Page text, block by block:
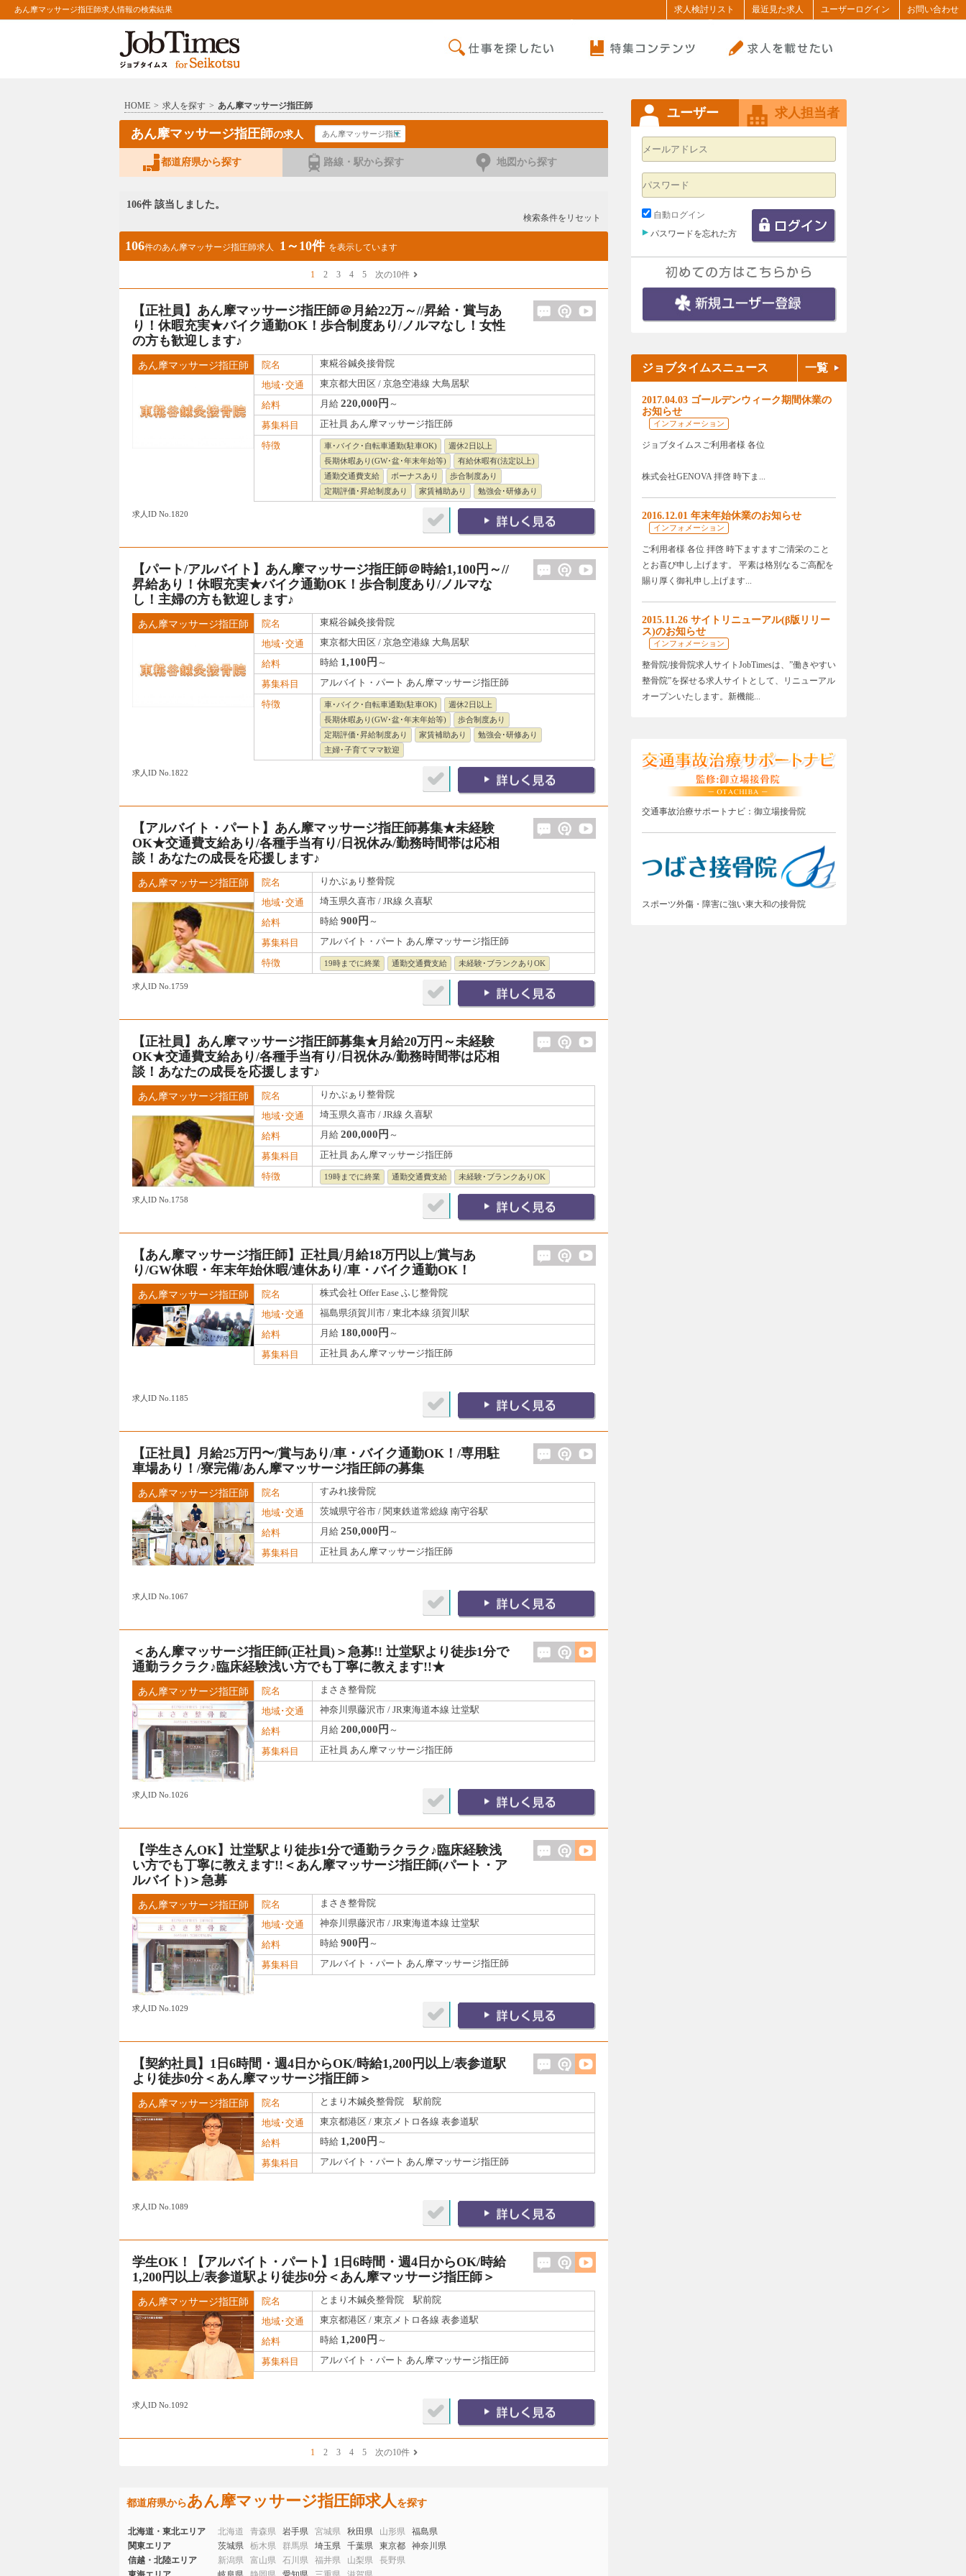
あん摩マッサージ指圧師求人情報の検索結果 求人検討リスト 最近見た求人 ユーザーログイン お問い合わせ
HOME > 求人を探す > あん摩マッサージ指圧師
あん摩マッサージ指圧師の求人
あん摩マッサージ指圧
師
都道府県から探す 路線・駅から探す 地図から探す
106件 該当しました。
検索条件をリセット
106件のあん摩マッサージ指圧師求人 1～10件 を表示しています
1 2 3 4 5 次の10件
【正社員】あん摩マッサージ指圧師＠月給22万～//昇給・賞与あ
り！休暇充実★バイク通勤OK！歩合制度あり/ノルマなし！女性
の方も歓迎します♪
あん摩マッサージ指圧師 院名
東糀谷鍼灸接骨院
地域･交通
東京都大田区 / 京急空港線 大鳥居駅
給料
月給 220,000円 ～
募集科目
正社員 あん摩マッサージ指圧師
特徴
車･バイク･自転車通勤(駐車OK)
週休2日以上
長期休暇あり(GW･盆･年末年始等)
有給休暇有(法定以上)
通勤交通費支給
ボーナスあり
歩合制度あり
定期評価･昇給制度あり
家賃補助あり 勉強会･研修あり
求人ID No.1820
【パート/アルバイト】あん摩マッサージ指圧師＠時給1,100円～//
昇給あり！休暇充実★バイク通勤OK！歩合制度あり/ノルマな
し！主婦の方も歓迎します♪
あん摩マッサージ指圧師 院名
東糀谷鍼灸接骨院
地域･交通
東京都大田区 / 京急空港線 大鳥居駅
給料
時給 1,100円 ～
募集科目
アルバイト・パート あん摩マッサージ指圧師
特徴
車･バイク･自転車通勤(駐車OK)
週休2日以上
長期休暇あり(GW･盆･年末年始等)
歩合制度あり
定期評価･昇給制度あり
家賃補助あり
勉強会･研修あり
主婦･子育てママ歓迎
求人ID No.1822
【アルバイト・パート】あん摩マッサージ指圧師募集★未経験
OK★交通費支給あり/各種手当有り/日祝休み/勤務時間帯は応相
談！あなたの成長を応援します♪
あん摩マッサージ指圧師 院名
りかぶぁり整骨院
地域･交通
埼玉県久喜市 / JR線 久喜駅
給料
時給 900円 ～
募集科目
アルバイト・パート あん摩マッサージ指圧師
特徴
19時までに終業 通勤交通費支給 未経験･ブランクありOK
求人ID No.1759
【正社員】あん摩マッサージ指圧師募集★月給20万円～未経験
OK★交通費支給あり/各種手当有り/日祝休み/勤務時間帯は応相
談！あなたの成長を応援します♪
あん摩マッサージ指圧師 院名
りかぶぁり整骨院
地域･交通
埼玉県久喜市 / JR線 久喜駅
給料
月給 200,000円 ～
募集科目
正社員 あん摩マッサージ指圧師
特徴
19時までに終業 通勤交通費支給 未経験･ブランクありOK
求人ID No.1758
【あん摩マッサージ指圧師】正社員/月給18万円以上/賞与あ
り/GW休暇・年末年始休暇/連休あり/車・バイク通勤OK！
あん摩マッサージ指圧師 院名
株式会社 Offer Ease ふじ整骨院
地域･交通
福島県須賀川市 / 東北本線 須賀川駅
給料
月給 180,000円 ～
募集科目
正社員 あん摩マッサージ指圧師
求人ID No.1185
【正社員】月給25万円〜/賞与あり/車・バイク通勤OK！/専用駐
車場あり！/寮完備/あん摩マッサージ指圧師の募集
あん摩マッサージ指圧師 院名
すみれ接骨院
地域･交通
茨城県守谷市 / 関東鉄道常総線 南守谷駅
給料
月給 250,000円 ～
募集科目
正社員 あん摩マッサージ指圧師
求人ID No.1067
＜あん摩マッサージ指圧師(正社員)＞急募!! 辻堂駅より徒歩1分で
通勤ラクラク♪臨床経験浅い方でも丁寧に教えます!!★
あん摩マッサージ指圧師 院名
まさき整骨院
地域･交通
神奈川県藤沢市 / JR東海道本線 辻堂駅
給料
月給 200,000円 ～
募集科目
正社員 あん摩マッサージ指圧師
求人ID No.1026
【学生さんOK】辻堂駅より徒歩1分で通勤ラクラク♪臨床経験浅
い方でも丁寧に教えます!!＜あん摩マッサージ指圧師(パート・ア
ルバイト)＞急募
あん摩マッサージ指圧師 院名
まさき整骨院
地域･交通
神奈川県藤沢市 / JR東海道本線 辻堂駅
給料
時給 900円 ～
募集科目
アルバイト・パート あん摩マッサージ指圧師
求人ID No.1029
【契約社員】1日6時間・週4日からOK/時給1,200円以上/表参道駅
より徒歩0分＜あん摩マッサージ指圧師＞
あん摩マッサージ指圧師 院名
とまり木鍼灸整骨院 駅前院
地域･交通
東京都港区 / 東京メトロ各線 表参道駅
給料
時給 1,200円 ～
募集科目
アルバイト・パート あん摩マッサージ指圧師
求人ID No.1089
学生OK！【アルバイト・パート】1日6時間・週4日からOK/時給
1,200円以上/表参道駅より徒歩0分＜あん摩マッサージ指圧師＞
あん摩マッサージ指圧師 院名
とまり木鍼灸整骨院 駅前院
地域･交通
東京都港区 / 東京メトロ各線 表参道駅
給料
時給 1,200円 ～
募集科目
アルバイト・パート あん摩マッサージ指圧師
求人ID No.1092
1 2 3 4 5 次の10件
都道府県からあん摩マッサージ指圧師求人を探す
北海道・東北エリア 北海道 青森県 岩手県 宮城県 秋田県 山形県
福島県
関東エリア
茨城県 栃木県 群馬県 埼玉県 千葉県 東京都
神奈川県
信越・北陸エリア
新潟県 富山県 石川県 福井県 山梨県
長野県
ユーザー 求人担当者
自動ログイン
パスワードを忘れた方
ジョブタイムスニュース 一覧
2017.04.03 ゴールデンウィーク期間休業の
お知らせ
インフォメーション
ジョブタイムスご利用者様 各位
株式会社GENOVA 拝啓 時下ま...
2016.12.01 年末年始休業のお知らせ
インフォメーション
ご利用者様 各位 拝啓 時下ますますご清栄のこと
とお喜び申し上げます。 平素は格別なるご高配を
賜り厚く御礼申し上げます...
2015.11.26 サイトリニューアル(β版リリー
ス)のお知らせ
インフォメーション
整骨院/接骨院求人サイトJobTimesは、”働きやすい
整骨院”を探せる求人サイトとして、リニューアル
オープンいたします。新機能...
交通事故治療サポートナビ：御立場接骨院
スポーツ外傷・障害に強い東大和の接骨院